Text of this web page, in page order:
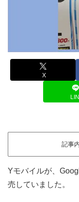
X
記事
Yモバイルが、
売していました。